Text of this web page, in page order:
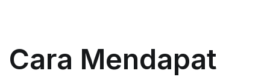
Cara Mendapat